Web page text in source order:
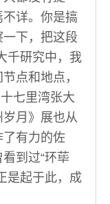
详。你是搞
下，把这段
千研究中，我
点和地点，
七里湾张大
月》展也从
了有力的佐
到过“环荜
是起于此，成